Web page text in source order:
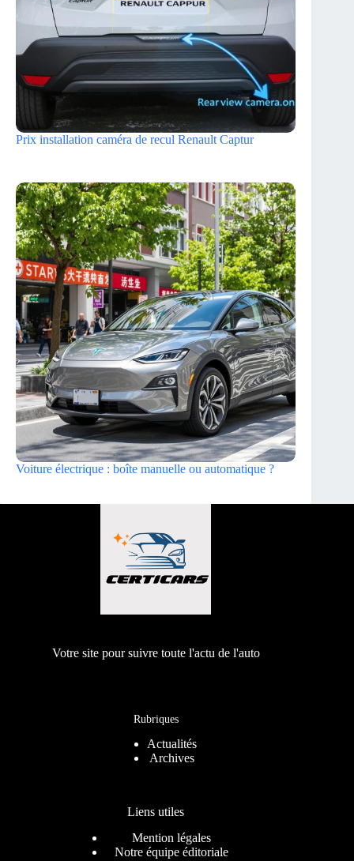
Prix installation caméra de recul Renault Captur
Voiture électrique : boîte manuelle ou automatique ?
Votre site pour suivre toute l'actu de l'auto
Rubriques
Actualités
Archives
Liens utiles
Mention légales
Notre équipe éditoriale